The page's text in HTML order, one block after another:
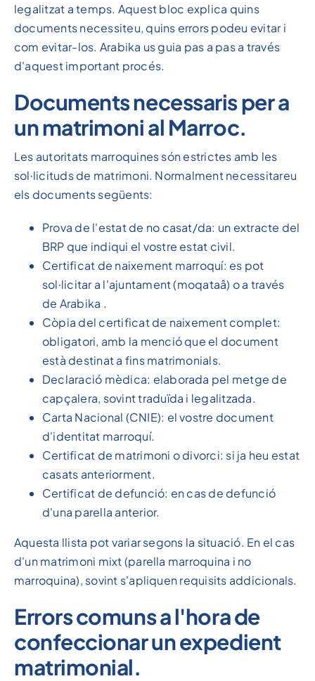
legalitzat a temps. Aquest bloc explica quins
documents necessiteu, quins errors podeu evitar i
com evitar-los. Arabika us guia pas a pas a través
d'aquest important procés.
Documents necessaris per a
un matrimoni al Marroc.
Les autoritats marroquines són estrictes amb les
sol·licituds de matrimoni. Normalment necessitareu
els documents següents:
Prova de l'estat de no casat/da: un extracte del
BRP que indiqui el vostre estat civil.
Certificat de naixement marroquí: es pot
sol·licitar a l'ajuntament (moqataâ) o a través
de Arabika .
Còpia del certificat de naixement complet:
obligatori, amb la menció que el document
està destinat a fins matrimonials.
Declaració mèdica: elaborada pel metge de
capçalera, sovint traduïda i legalitzada.
Carta Nacional (CNIE): el vostre document
d'identitat marroquí.
Certificat de matrimoni o divorci: si ja heu estat
casats anteriorment.
Certificat de defunció: en cas de defunció
d'una parella anterior.
Aquesta llista pot variar segons la situació. En el cas
d'un matrimoni mixt (parella marroquina i no
marroquina), sovint s'apliquen requisits addicionals.
Errors comuns a l'hora de
confeccionar un expedient
matrimonial.